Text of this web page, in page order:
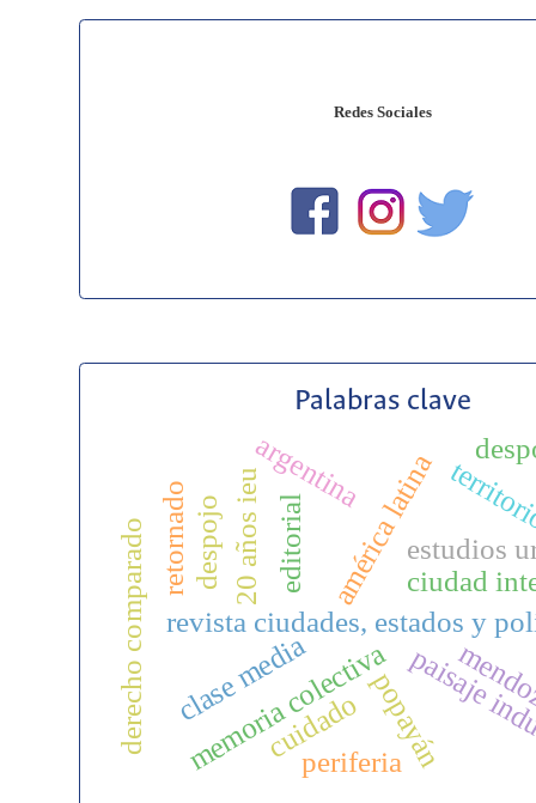
Redes Sociales
Palabras clave
editorial
revista ciudades, estados y
estudios
20 años ieu américa latina
memoria colectivapaisaje
argentina
clase media
ciudad
popayán
derecho comparado cuidado
despojo
periferia
retornado